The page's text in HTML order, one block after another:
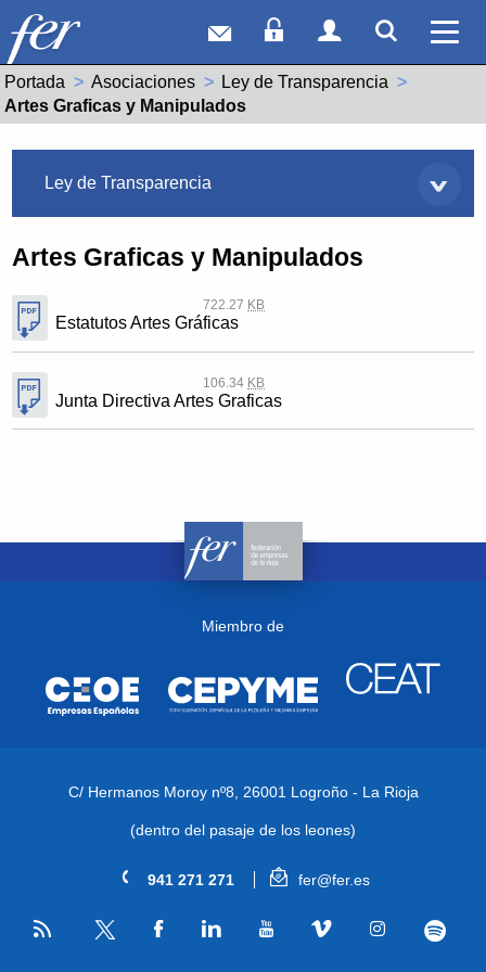
Correo webAcceso Socios
Acceso
Portada Asociaciones
Ley de Transparencia
Actual:
Artes Graficas y Manipulados
Ley de Transparencia
Artes Graficas y Manipulados
722.27 KB
Estatutos Artes Gráficas
106.34 KB
Junta Directiva Artes Graficas
Miembro de
C/ Hermanos Moroy nº8, 26001 Logroño - La Rioja
(dentro del pasaje de los leones)
941 271 271 fer@fer.es
RSS